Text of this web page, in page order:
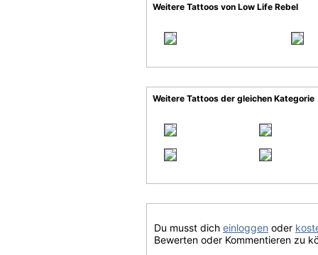
Weitere Tattoos von Low Life Rebel
Weitere Tattoos der gleichen Kategorie
Du musst dich einloggen oder
Bewerten oder Kommentieren zu